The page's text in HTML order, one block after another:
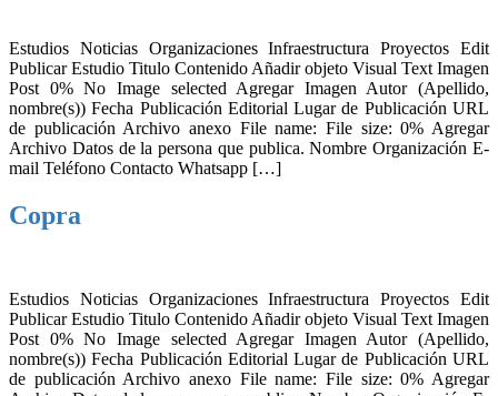
Estudios Noticias Organizaciones Infraestructura Proyectos Edit
Publicar Estudio Titulo Contenido Añadir objeto Visual Text Imagen
Post 0% No Image selected Agregar Imagen Autor (Apellido,
nombre(s)) Fecha Publicación Editorial Lugar de Publicación URL
de publicación Archivo anexo File name: File size: 0% Agregar
Archivo Datos de la persona que publica. Nombre Organización E-
mail Teléfono Contacto Whatsapp […]
Copra
Estudios Noticias Organizaciones Infraestructura Proyectos Edit
Publicar Estudio Titulo Contenido Añadir objeto Visual Text Imagen
Post 0% No Image selected Agregar Imagen Autor (Apellido,
nombre(s)) Fecha Publicación Editorial Lugar de Publicación URL
de publicación Archivo anexo File name: File size: 0% Agregar